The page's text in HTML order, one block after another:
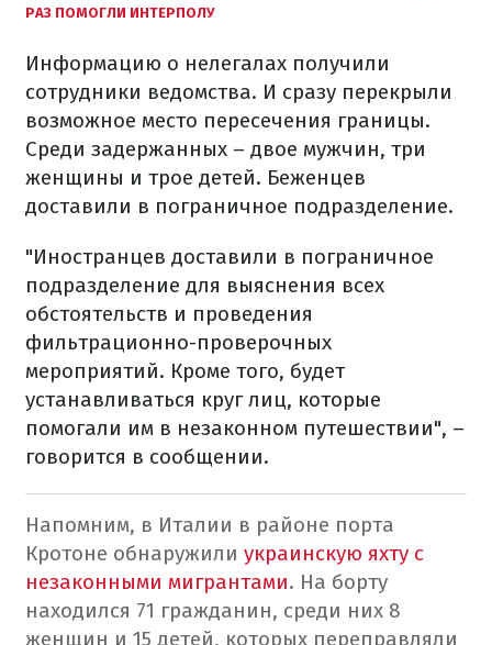
РАЗ ПОМОГЛИ ИНТЕРПОЛУ
Информацию о нелегалах получили
сотрудники ведомства. И сразу перекрыли
возможное место пересечения границы.
Среди задержанных – двое мужчин, три
женщины и трое детей. Беженцев
доставили в пограничное подразделение.
"Иностранцев доставили в пограничное
подразделение для выяснения всех
обстоятельств и проведения
фильтрационно-проверочных
мероприятий. Кроме того, будет
устанавливаться круг лиц, которые
помогали им в незаконном путешествии", –
говорится в сообщении.
Напомним, в Италии в районе порта
Кротоне обнаружили украинскую яхту с
незаконными мигрантами. На борту
находился 71 гражданин, среди них 8
женщин и 15 детей, которых переправляли